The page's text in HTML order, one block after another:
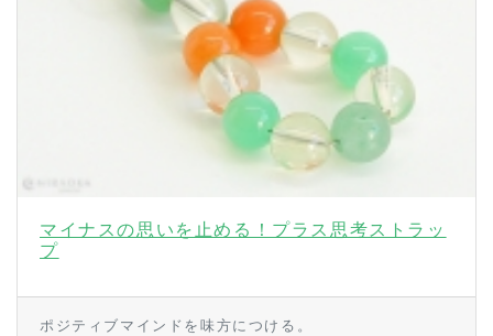
マイナスの思いを止める！プラス思考ストラッ
プ
ポジティブマインドを味方につける。